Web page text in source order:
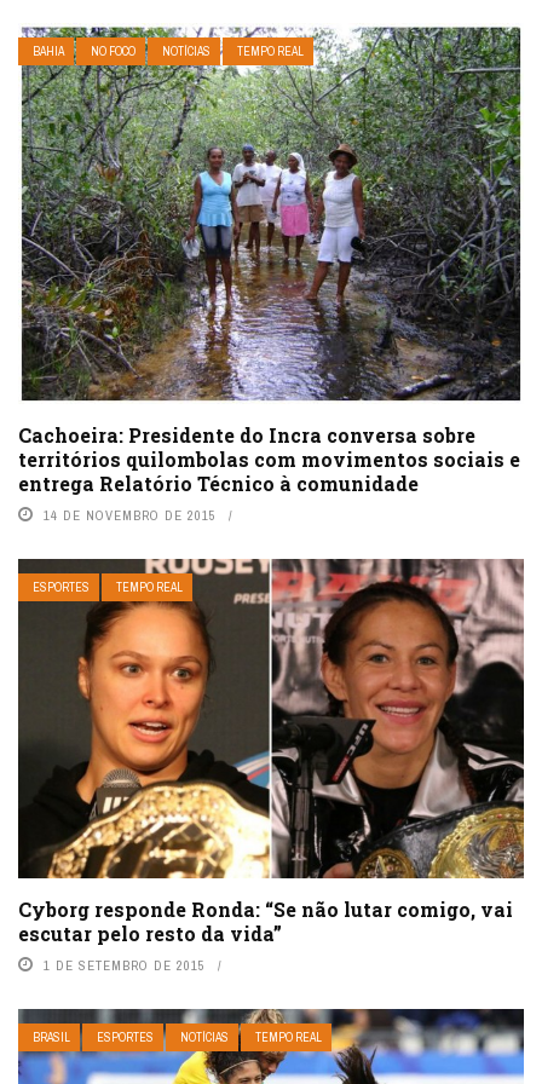
BAHIA NO FOCO NOTÍCIAS TEMPO REAL
Cachoeira: Presidente do Incra conversa sobre
territórios quilombolas com movimentos sociais e
entrega Relatório Técnico à comunidade
14 DE NOVEMBRO DE 2015
ESPORTES TEMPO REAL
Cyborg responde Ronda: “Se não lutar comigo, vai
escutar pelo resto da vida”
1 DE SETEMBRO DE 2015
BRASIL ESPORTES NOTÍCIAS TEMPO REAL